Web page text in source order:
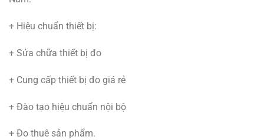
+ Hiệu chuẩn thiết bị:
+ Sửa chữa thiết bị đo
+ Cung cấp thiết bị đo giá rẻ
+ Đào tạo hiệu chuẩn nội bộ
+ Đo thuê sản phẩm.